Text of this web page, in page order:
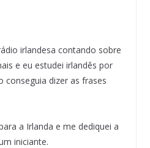
irlandesa contando sobre
e eu estudei irlandês por
conseguia dizer as frases
a Irlanda e me dediquei a
iniciante.